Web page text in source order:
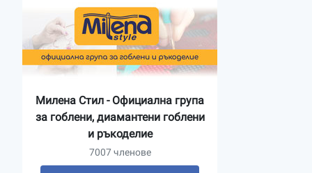
Милена Стил - Официална група
за гоблени, диамантени гоблени
и ръкоделие
7007 членове